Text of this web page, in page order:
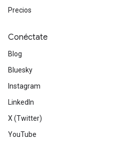
Precios
Conéctate
Blog
Bluesky
Instagram
LinkedIn
X (Twitter)
YouTube